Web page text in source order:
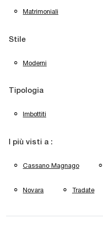
Matrimoniali
Stile
Moderni
Tipologia
Imbottiti
I più visti a :
Cassano Magnago
Novara Tradate